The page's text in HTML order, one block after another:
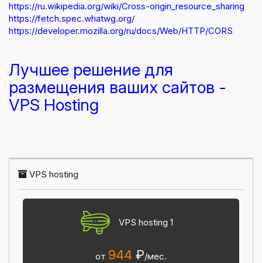
https://ru.wikipedia.org/wiki/Cross-origin_resource_sharing
https://fetch.spec.whatwg.org/
https://developer.mozilla.org/ru/docs/Web/HTTP/CORS
Лучшее решение для
размещения ваших сайтов -
VPS Hosting
VPS hosting
VPS hosting 1
от 944 ₽/мес.